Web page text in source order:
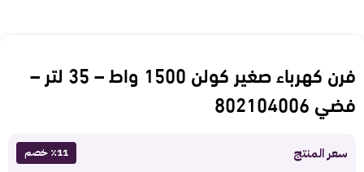
فرن كهرباء صغير كولن 1500 واط – 35 لتر –
فضي 802104006
سعر المنتج ٪11 خصم